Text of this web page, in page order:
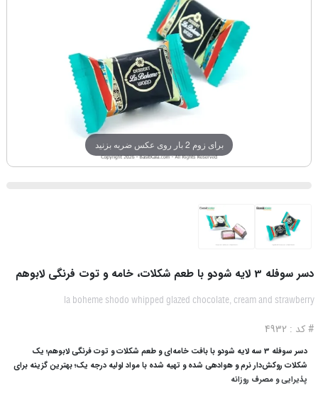
برای زوم 2 بار روی عکس ضربه بزنید
دسر سوفله 3 لایه شودو با طعم شکلات، خامه و توت فرنگی لابوهم
la boheme shodo whipped glazed chocolate, cream and strawberry
# کد : 4932
دسر سوفله 3 سه لایه شودو با بافت خامه‌ای و طعم شکلات و توت فرنگی لابوهم؛ یک
شکلات روکش‌دار نرم و هوادهی شده و تهیه شده با مواد اولیه درجه یک؛ بهترین گزینه برای
پذیرایی و مصرف روزانه